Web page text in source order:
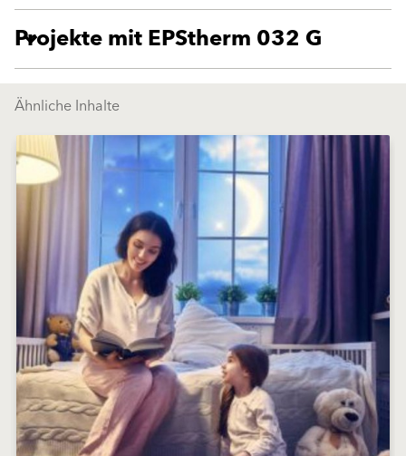
Projekte mit EPStherm 032 G
Ähnliche Inhalte